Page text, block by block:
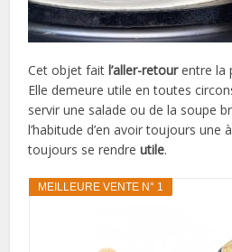
Cet objet fait l’aller-retourentre la
Elle demeure utile en toutes
servir une salade ou de la soupe
l’habitude d’en avoir toujours une
toujours se rendreutile.
MEILLEURE VENTE N° 1